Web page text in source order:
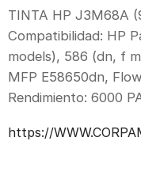
TINTA HP J3M68A
Compatibilidad: HP
models), 586 (dn, f
MFP E58650dn,
Rendimiento: 6000
https://